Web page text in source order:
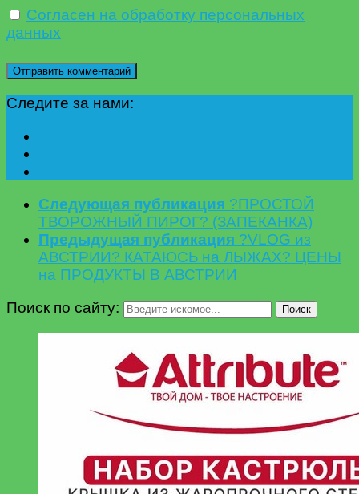
Согласен на обработку персональных
данных
Следите за нами:
Следующая публикация ?ПРОСТОЙ
ТВОРОЖНЫЙ ПИРОГ? (ЗАПЕКАНКА)
Предыдущая публикация ?VLOG из
АВСТРИИ? КАТАЮСЬ на ЛЫЖАХ? ЦЕНЫ
на ПРОДУКТЫ В АВСТРИИ
Поиск по сайту:
Поиск